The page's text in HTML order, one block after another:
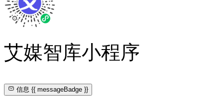
艾媒智库小程序
信息{{ messageBadge }}